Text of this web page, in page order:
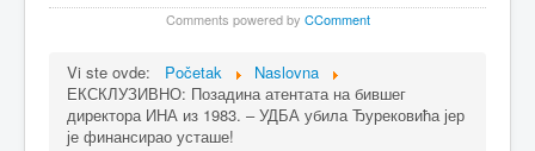
Comments powered by CComment
Vi ste ovde: Početak
Naslovna
ЕКСКЛУЗИВНО: Позадина атентата на бившег
директора ИНА из 1983. – УДБА убила Ђурековића јер
је финансирао усташе!